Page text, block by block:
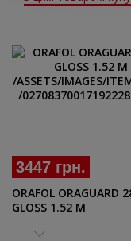
3447 грн.
ORAFOL ORAGUARD
GLOSS 1.52 M